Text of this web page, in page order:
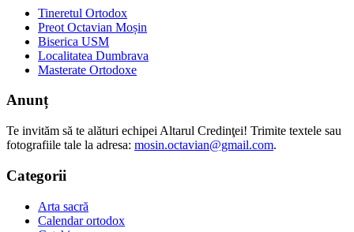
Tineretul Ortodox
Preot Octavian Moșin
Biserica USM
Localitatea Dumbrava
Masterate Ortodoxe
Anunț
Te invităm să te alături echipei Altarul Credinţei! Trimite textele sau
fotografiile tale la adresa: mosin.octavian@gmail.com.
Categorii
Arta sacră
Calendar ortodox